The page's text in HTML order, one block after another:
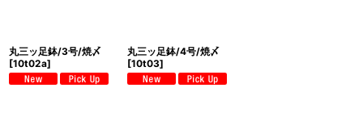
丸三ッ足鉢/3号/焼〆
[10t02a]
丸三ッ足鉢/4号/焼〆
[10t03]